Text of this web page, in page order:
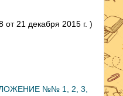
21 декабря 2015 г. )
№№ 1, 2, 3,